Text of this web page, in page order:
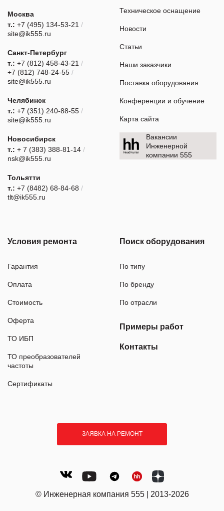
Москва
т.: +7 (495) 134-53-21 /
site@ik555.ru
Санкт-Петербург
т.: +7 (812) 458-43-21 /
+7 (812) 748-24-55 /
site@ik555.ru
Челябинск
т.: +7 (351) 240-88-55 /
site@ik555.ru
Новосибирск
т.: + 7 (383) 388-81-14 /
nsk@ik555.ru
Тольятти
т.: +7 (8482) 68-84-68 /
tlt@ik555.ru
Техническое оснащение
Новости
Статьи
Наши заказчики
Поставка оборудования
Конференции и обучение
Карта сайта
Вакансии
Инженерной
компании 555
Условия ремонта
Гарантия
Оплата
Стоимость
Оферта
ТО ИБП
ТО преобразователей
частоты
Сертификаты
Поиск оборудования
По типу
По бренду
По отрасли
Примеры работ
Контакты
ЗАЯВКА НА РЕМОНТ
© Инженерная компания 555 | 2013-2026